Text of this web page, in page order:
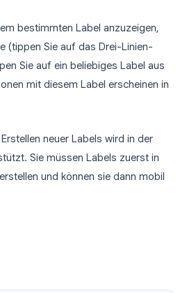
bestimmten Label anzuzeigen,
(tippen Sie auf das Drei-Linien-
Sie auf ein beliebiges Label aus
mit diesem Label erscheinen in
neuer Labels wird in der
Sie müssen Labels zuerst in
und können sie dann mobil